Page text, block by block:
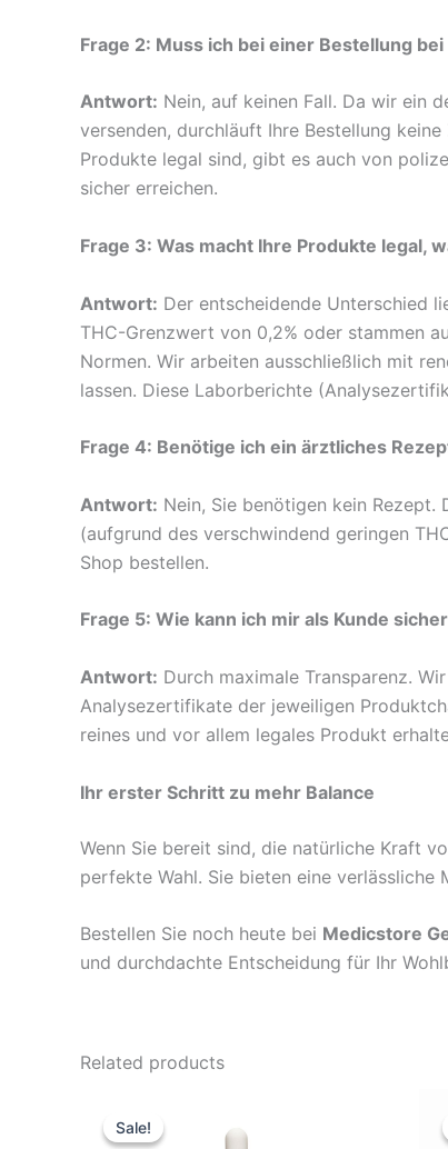
Frage 2: Muss ich bei einer Bestellung
Antwort: Nein, auf keinen Fall. Da wir ein
versenden, durchläuft Ihre Bestellung
Produkte legal sind, gibt es auch von
sicher erreichen.
Frage 3: Was macht Ihre Produkte legal,
Antwort: Der entscheidende Unterschied
THC-Grenzwert von 0,2% oder stammen
Normen. Wir arbeiten ausschließlich mit
lassen. Diese Laborberichte
Frage 4: Benötige ich ein ärztliches
Antwort: Nein, Sie benötigen kein Rezept.
(aufgrund des verschwindend geringen
Shop bestellen.
Frage 5: Wie kann ich mir als Kunde
Antwort: Durch maximale Transparenz.
Analysezertifikate der jeweiligen
reines und vor allem legales Produkt
Ihr erster Schritt zu mehr Balance
Wenn Sie bereit sind, die natürliche Kraft
perfekte Wahl. Sie bieten eine
Bestellen Sie noch heute bei Medicstore
und durchdachte Entscheidung für Ihr
Related products
Sale!
Sale!
was: